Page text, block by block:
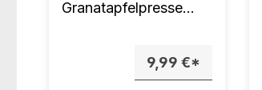
Granatapfelpresse
9,99 €*